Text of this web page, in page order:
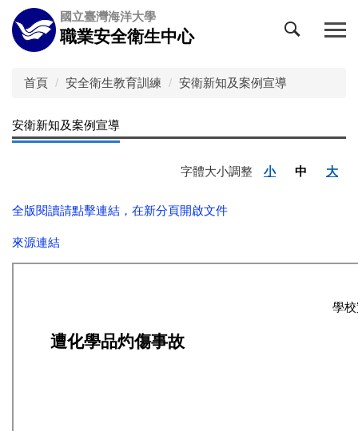
跳
到
主
區
國立臺灣海洋大學
職業安全衛生中心
首頁 安全衛生教育訓練 安衛新知及案例宣導
安衛新知及案例宣導
字體大小調整 小 中 大
全版閱讀請點擊連結，在新分頁開啟文件
來源連結